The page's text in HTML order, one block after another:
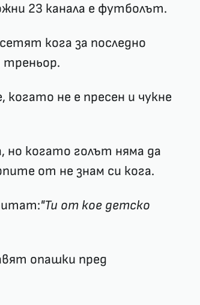
23 канала е футболът.
кога за последно
когато не е пресен и чукне
но когато голът няма да
от не знам си кога.
"Ти от кое детско
опашки пред